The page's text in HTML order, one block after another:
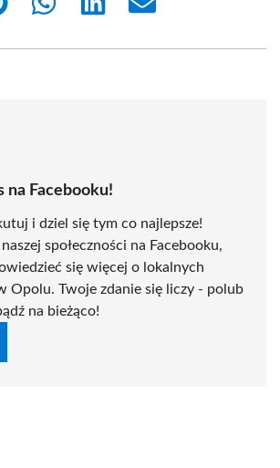
Share
Share
Share
na Facebooku!
i dziel się tym co najlepsze!
społeczności na Facebooku,
się więcej o lokalnych
Opolu. Twoje zdanie się liczy - polub
na bieżąco!